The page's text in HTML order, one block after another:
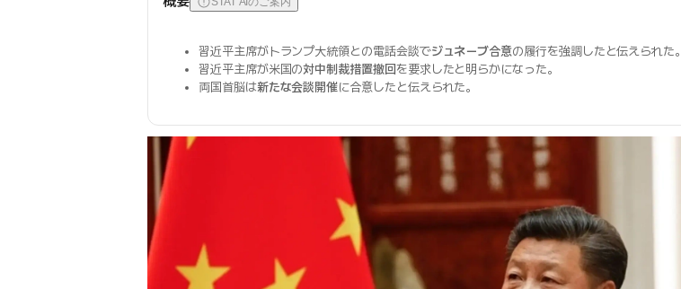
習近平主席がトランプ大統領との電話会談でジュネーブ合意の履行を強調したと伝えられた。
習近平主席が米国の対中制裁措置撤回を要求したと明らかになった。
両国首脳は新たな会談開催に合意したと伝えられた。